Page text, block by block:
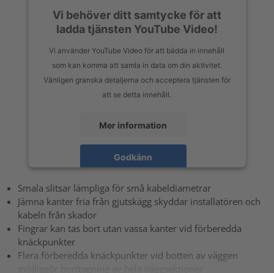
Vi behöver ditt samtycke för att
ladda tjänsten YouTube Video!
Vi använder YouTube Video för att bädda in innehåll
som kan komma att samla in data om din aktivitet.
Vänligen granska detaljerna och acceptera tjänsten för
att se detta innehåll.
Mer information
Godkänn
Smala slitsar lämpliga för små kabeldiametrar
Jämna kanter fria från gjutskägg skyddar installatören och
kabeln från skador
Fingrar kan tas bort utan vassa kanter vid förberedda
knäckpunkter
Flera förberedda knäckpunkter vid botten av väggen